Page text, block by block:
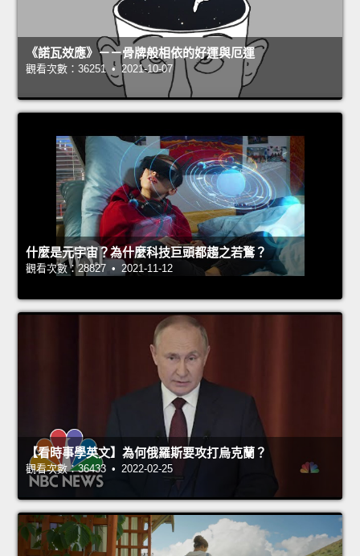
《諾瓦效應》－－骨牌般相依的好運與厄運
觀看次數：36251 • 2021-10-07
什麼是元宇宙？為什麼科技巨頭都趨之若鶩？
觀看次數：28827 • 2021-11-12
【看時事學英文】為何俄羅斯要攻打烏克蘭？
觀看次數：36433 • 2022-02-25